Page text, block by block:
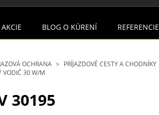
OCHRANA PRÍJAZDOVÉ CESTY A CHODNÍKY
VODIČ 30 W/M
30195
AKCIE BLOG O KÚRENÍ REFERENCIE